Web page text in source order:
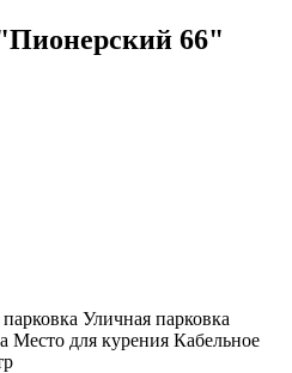
66"
Уличная парковка
Место для курения Кабельное